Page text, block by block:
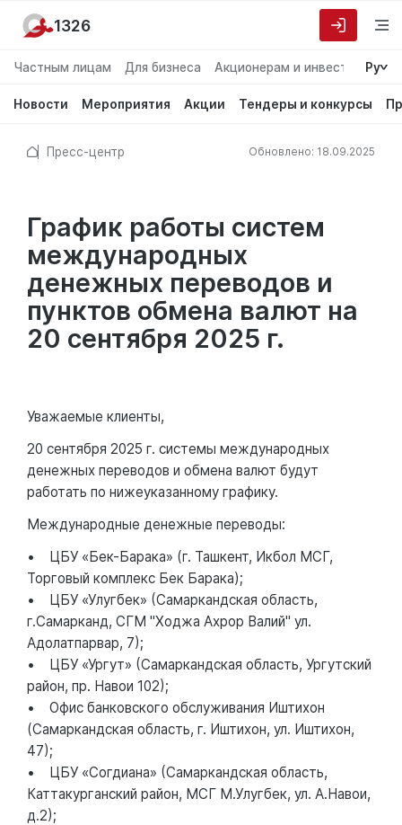
Частным лицам Для бизнеса Акционерам и инвесторам
Ру
Новости Мероприятия Акции Тендеры и конкурсы
1326
Пресс-центр Обновлено: 18.09.2025
График работы систем
международных
денежных переводов и
пунктов обмена валют на
20 сентября 2025 г.
Уважаемые клиенты,
20 сентября 2025 г. системы международных
денежных переводов и обмена валют будут
работать по нижеуказанному графику.
Международные денежные переводы:
• ЦБУ «Бек-Барака» (г. Ташкент, Икбол МСГ,
Торговый комплекс Бек Барака);
• ЦБУ «Улугбек» (Самаркандская область,
г.Самарканд, СГМ "Ходжа Ахрор Валий" ул.
Адолатпарвар, 7);
• ЦБУ «Ургут» (Самаркандская область, Ургутский
район, пр. Навои 102);
• Офис банковского обслуживания Иштихон
(Самаркандская область, г. Иштихон, ул. Иштихон,
47);
• ЦБУ «Согдиана» (Самаркандская область,
Каттакурганский район, МСГ М.Улугбек, ул. А.Навои,
д.2);